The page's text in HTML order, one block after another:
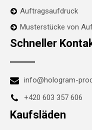
Auftragsaufdruck
Musterstücke von
Schneller
info@hologram-
+420 603 357 606
Kaufsläden